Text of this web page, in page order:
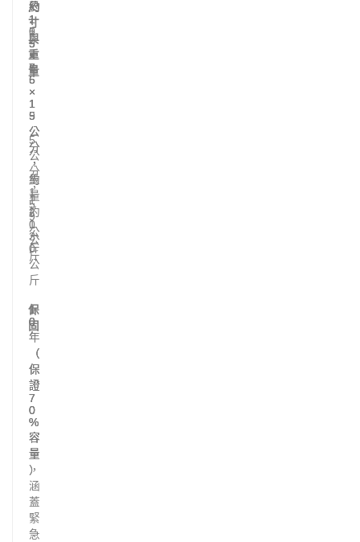
尺
寸
與
重
量
約
1
1
5
×
7
5
×
1
5
.
5
公
分
，
1
2
0
公
斤
約
1
5
5
×
7
5
×
1
5
公
分
，
約
1
5
9
公
斤
約
1
0
9
×
6
6
×
1
9
公
分
，
重
量
約
1
3
0
公
斤
保
固
1
0
年
（
保
證
7
0
%
容
量
）
1
0
年
（
保
證
7
0
%
容
量
）
1
0
年
（
保
證
7
0
%
容
量
，
涵
蓋
緊
急